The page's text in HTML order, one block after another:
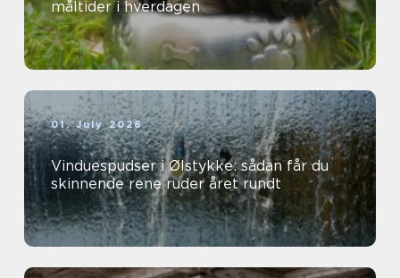
måltider i hverdagen
01. July 2026
Vinduespudser i Ølstykke: sådan får du
skinnende rene ruder året rundt